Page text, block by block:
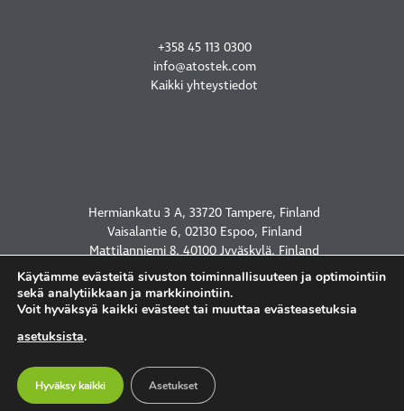
+358 45 113 0300
info@atostek.com
Kaikki yhteystiedot
Hermiankatu 3 A, 33720 Tampere, Finland
Vaisalantie 6, 02130 Espoo, Finland
Mattilanniemi 8, 40100 Jyväskylä, Finland
2450 Holcombe Blvd, Houston, TX 77021, USA
Käytämme evästeitä sivuston toiminnallisuuteen ja optimointiin
sekä analytiikkaan ja markkinointiin.
Voit hyväksyä kaikki evästeet tai muuttaa evästeasetuksia
asetuksista.
Hyväksy kaikki Asetukset